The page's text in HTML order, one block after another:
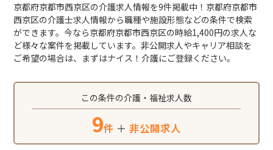
京都府京都市西京区の介護求人情報を9件掲載中！京都府京都市
西京区の介護士求人情報から職種や施設形態などの条件で検索
ができます。今なら京都府京都市西京区の時給1,400円の求人な
ど様々な案件を掲載しています。非公開求人やキャリア相談を
ご希望の場合は、まずはナイス！介護にご登録ください。
この条件の介護・福祉求人数
9件 ＋ 非公開求人